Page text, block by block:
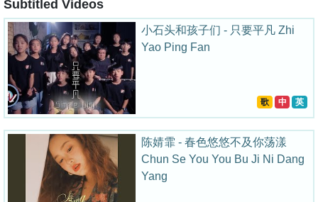
Subtitled Videos
小石头和孩子们 - 只要平凡 Zhi
Yao Ping Fan
歌 中 英
陈婧霏 - 春色悠悠不及你荡漾
Chun Se You You Bu Ji Ni Dang
Yang